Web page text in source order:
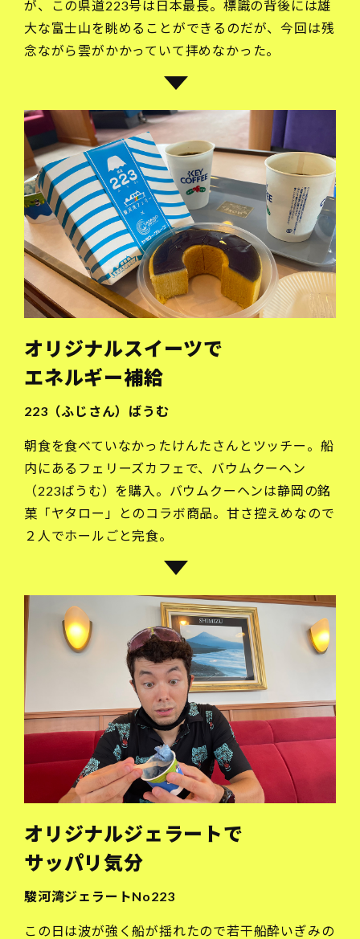
が、この県道223号は日本最長。標識の背後には雄
大な富士山を眺めることができるのだが、今回は残
念ながら雲がかかっていて拝めなかった。
オリジナルスイーツで
エネルギー補給
223（ふじさん）ばうむ
朝食を食べていなかったけんたさんとツッチー。船
内にあるフェリーズカフェで、バウムクーヘン
（223ばうむ）を購入。バウムクーヘンは静岡の銘
菓「ヤタロー」とのコラボ商品。甘さ控えめなので
２人でホールごと完食。
オリジナルジェラートで
サッパリ気分
駿河湾ジェラートNo223
この日は波が強く船が揺れたので若干船酔いぎみの